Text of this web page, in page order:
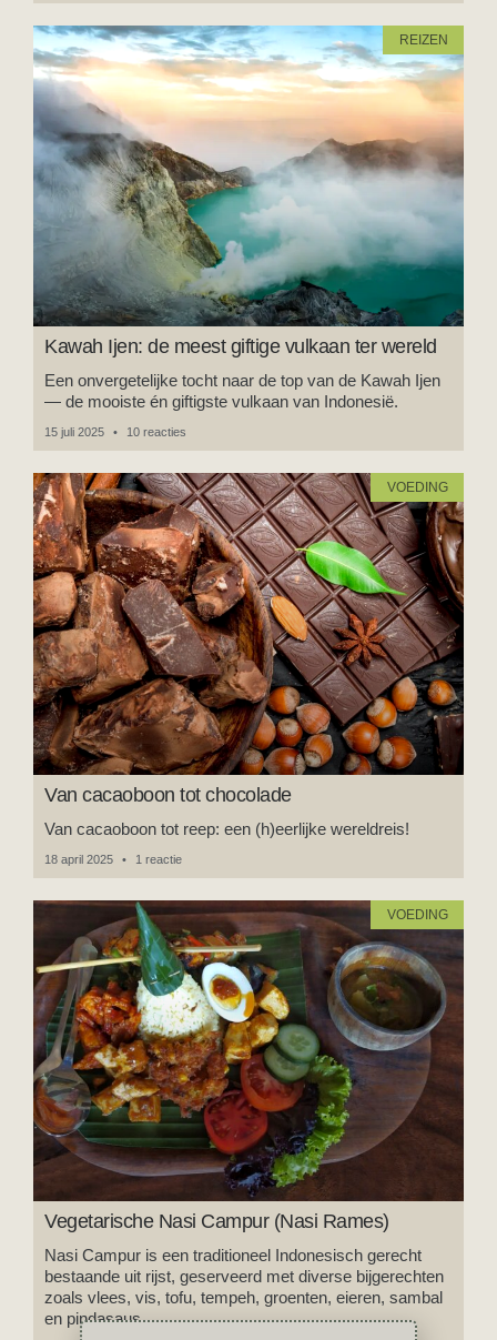
REIZEN
Kawah Ijen: de meest giftige vulkaan ter wereld
Een onvergetelijke tocht naar de top van de Kawah Ijen
— de mooiste én giftigste vulkaan van Indonesië.
15 juli 2025 10 reacties
VOEDING
Van cacaoboon tot chocolade
Van cacaoboon tot reep: een (h)eerlijke wereldreis!
18 april 2025 1 reactie
VOEDING
Vegetarische Nasi Campur (Nasi Rames)
Nasi Campur is een traditioneel Indonesisch gerecht
bestaande uit rijst, geserveerd met diverse bijgerechten
zoals vlees, vis, tofu, tempeh, groenten, eieren, sambal
en pindasaus.